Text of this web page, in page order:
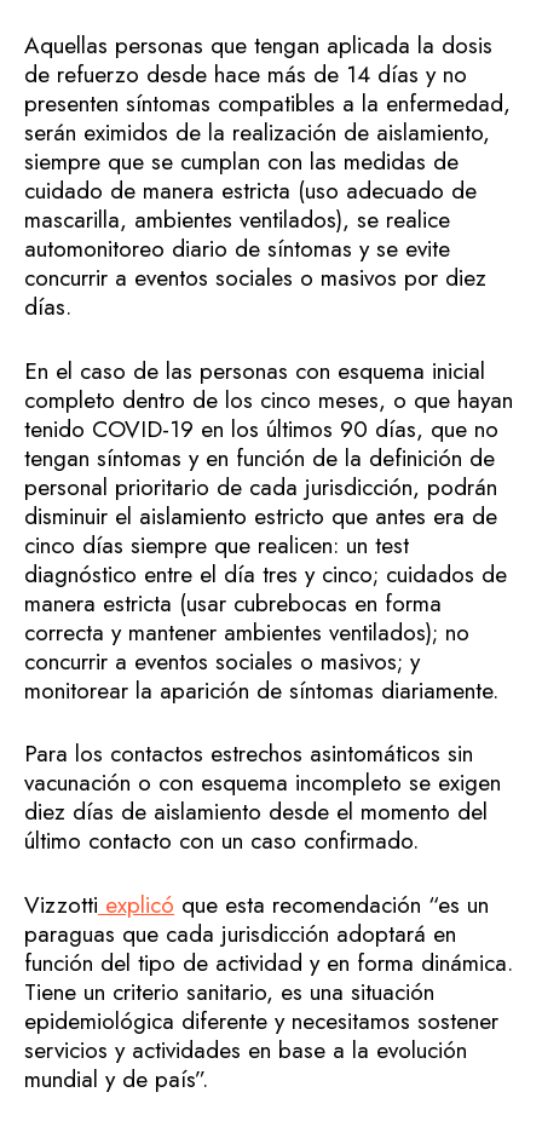
Aquellas personas que tengan aplicada la dosis
de refuerzo desde hace más de 14 días y no
presenten síntomas compatibles a la enfermedad,
serán eximidos de la realización de aislamiento,
siempre que se cumplan con las medidas de
cuidado de manera estricta (uso adecuado de
mascarilla, ambientes ventilados), se realice
automonitoreo diario de síntomas y se evite
concurrir a eventos sociales o masivos por diez
días.
En el caso de las personas con esquema inicial
completo dentro de los cinco meses, o que hayan
tenido COVID-19 en los últimos 90 días, que no
tengan síntomas y en función de la definición de
personal prioritario de cada jurisdicción, podrán
disminuir el aislamiento estricto que antes era de
cinco días siempre que realicen: un test
diagnóstico entre el día tres y cinco; cuidados de
manera estricta (usar cubrebocas en forma
correcta y mantener ambientes ventilados); no
concurrir a eventos sociales o masivos; y
monitorear la aparición de síntomas diariamente.
Para los contactos estrechos asintomáticos sin
vacunación o con esquema incompleto se exigen
diez días de aislamiento desde el momento del
último contacto con un caso confirmado.
Vizzotti explicó que esta recomendación “es un
paraguas que cada jurisdicción adoptará en
función del tipo de actividad y en forma dinámica.
Tiene un criterio sanitario, es una situación
epidemiológica diferente y necesitamos sostener
servicios y actividades en base a la evolución
mundial y de país”.